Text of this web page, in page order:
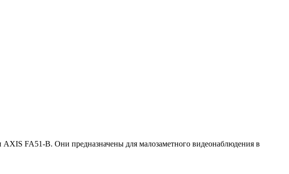
FA51-B. Они предназначены для малозаметного видеонаблюдения в